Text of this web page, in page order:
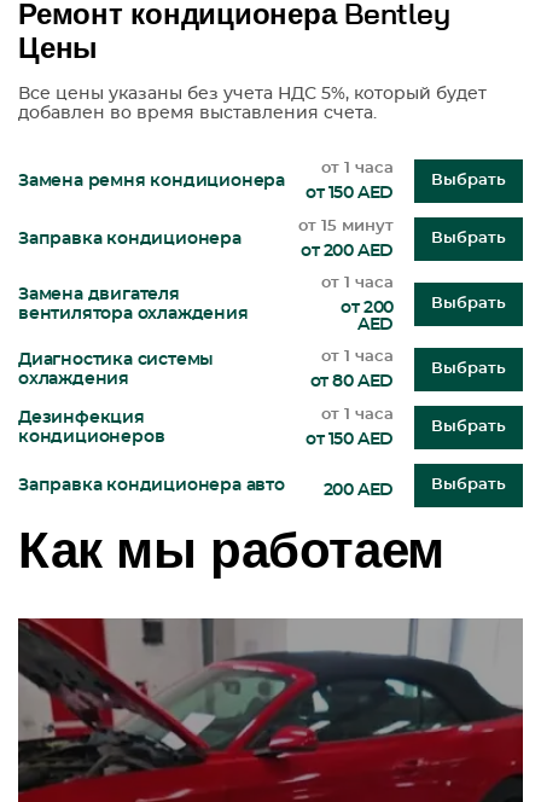
Ремонт кондиционера Bentley
Цены
Все цены указаны без учета НДС 5%, который будет
добавлен во время выставления счета.
Замена ремня кондиционера
от 1 часа
от 150 AED
Выбрать
Заправка кондиционера
от 15 минут
от 200 AED
Выбрать
Замена двигателя
вентилятора охлаждения
от 1 часа
от 200
AED
Выбрать
Диагностика системы
охлаждения
от 1 часа
от 80 AED
Выбрать
Дезинфекция
кондиционеров
от 1 часа
от 150 AED
Выбрать
Заправка кондиционера авто 200 AED Выбрать
Как мы работаем